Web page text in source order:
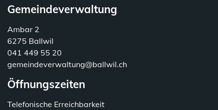
Gemeindeverwaltung
Ambar 2
6275 Ballwil
041 449 55 20
gemeindeverwaltung@ballwil.ch
Öffnungszeiten
Telefonische Erreichbarkeit